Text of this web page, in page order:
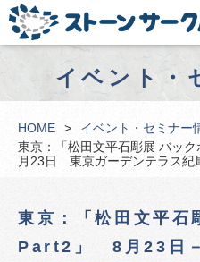
イベント・
HOME イベント・セミナー
東京：「松田文平石彫展 バッ
月23日 東京ガーデンテラス紀
東京：「松田文平石
Part2」 8月23日